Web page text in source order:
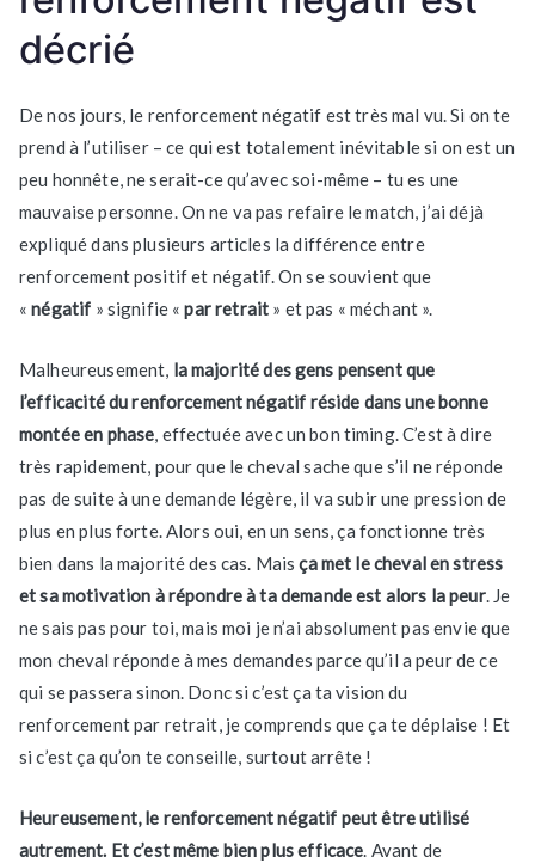
décrié
De nos jours, le renforcement négatif est très mal vu. Si on te
prend à l’utiliser – ce qui est totalement inévitable si on est un
peu honnête, ne serait-ce qu’avec soi-même – tu es une
mauvaise personne. On ne va pas refaire le match, j’ai déjà
expliqué dans plusieurs articles la différence entre
renforcement positif et négatif. On se souvient que
«négatif » signifie «par retrait » et pas « méchant ».
Malheureusement, la majorité des gens pensent que
l’efficacité du renforcement négatif réside dans une bonne
montée en phase, effectuée avec un bon timing. C’est à dire
très rapidement, pour que le cheval sache que s’il ne réponde
pas de suite à une demande légère, il va subir une pression de
plus en plus forte. Alors oui, en un sens, ça fonctionne très
bien dans la majorité des cas. Maisça met le cheval en stress
et sa motivation à répondre à ta demande est alors la peur. Je
ne sais pas pour toi, mais moi je n’ai absolument pas envie que
mon cheval réponde à mes demandes parce qu’il a peur de ce
qui se passera sinon. Donc si c’est ça ta vision du
renforcement par retrait, je comprends que ça te déplaise ! Et
si c’est ça qu’on te conseille, surtout arrête !
Heureusement, le renforcement négatif peut être utilisé
autrement. Et c’est même bien plus efficace. Avant de